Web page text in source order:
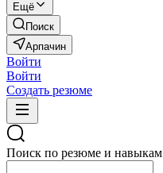
Ещё
Поиск
Арпачин
Войти
Войти
Создать резюме
Поиск по резюме и навыкам